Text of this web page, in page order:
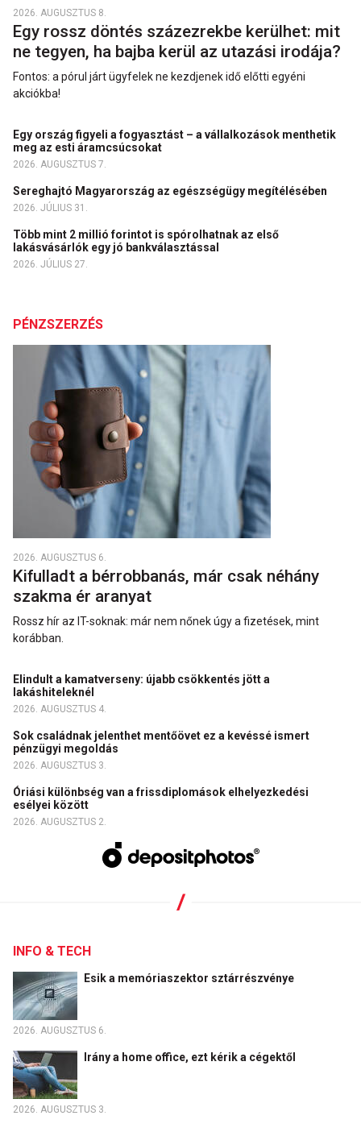
2026. AUGUSZTUS 8.
Egy rossz döntés százezrekbe kerülhet: mit
ne tegyen, ha bajba kerül az utazási irodája?
Fontos: a pórul járt ügyfelek ne kezdjenek idő előtti egyéni
akciókba!
Egy ország figyeli a fogyasztást – a vállalkozások menthetik
meg az esti áramcsúcsokat
2026. AUGUSZTUS 7.
Sereghajtó Magyarország az egészségügy megítélésében
2026. JÚLIUS 31.
Több mint 2 millió forintot is spórolhatnak az első
lakásvásárlók egy jó bankválasztással
2026. JÚLIUS 27.
PÉNZSZERZÉS
2026. AUGUSZTUS 6.
Kifulladt a bérrobbanás, már csak néhány
szakma ér aranyat
Rossz hír az IT-soknak: már nem nőnek úgy a fizetések, mint
korábban.
Elindult a kamatverseny: újabb csökkentés jött a
lakáshiteleknél
2026. AUGUSZTUS 4.
Sok családnak jelenthet mentőövet ez a kevéssé ismert
pénzügyi megoldás
2026. AUGUSZTUS 3.
Óriási különbség van a frissdiplomások elhelyezkedési
esélyei között
2026. AUGUSZTUS 2.
INFO & TECH
Esik a memóriaszektor sztárrészvénye
2026. AUGUSZTUS 6.
Irány a home office, ezt kérik a cégektől
2026. AUGUSZTUS 3.